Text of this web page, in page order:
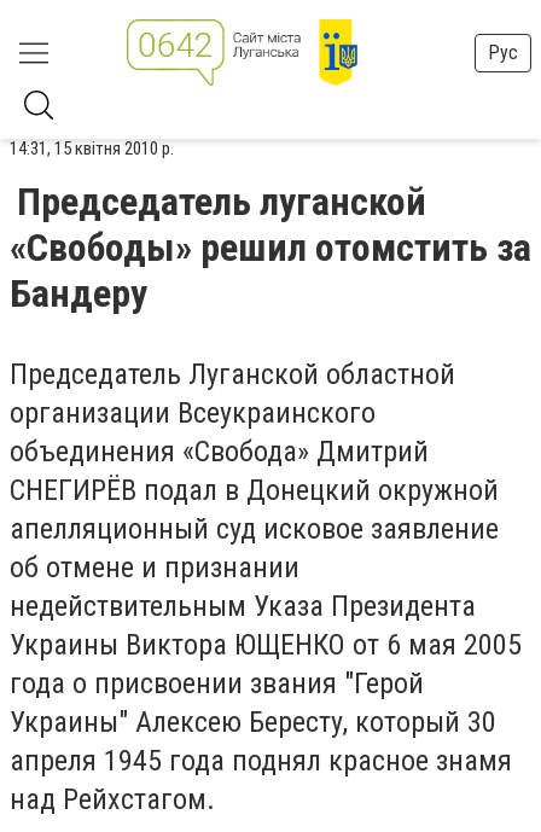
Рус
14:31, 15 квітня 2010 р.
Председатель луганской
«Свободы» решил отомстить за
Бандеру
Председатель Луганской областной
организации Всеукраинского
объединения «Свобода» Дмитрий
СНЕГИРЁВ подал в Донецкий окружной
апелляционный суд исковое заявление
об отмене и признании
недействительным Указа Президента
Украины Виктора ЮЩЕНКО от 6 мая 2005
года о присвоении звания "Герой
Украины" Алексею Бересту, который 30
апреля 1945 года поднял красное знамя
над Рейхстагом.